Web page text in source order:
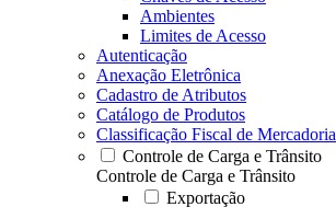
Ambientes
Limites de Acesso
Autenticação
Anexação Eletrônica
Cadastro de Atributos
Catálogo de Produtos
Classificação Fiscal de Mercadoria
Controle de Carga e Trânsito
Controle de Carga e Trânsito
Exportação